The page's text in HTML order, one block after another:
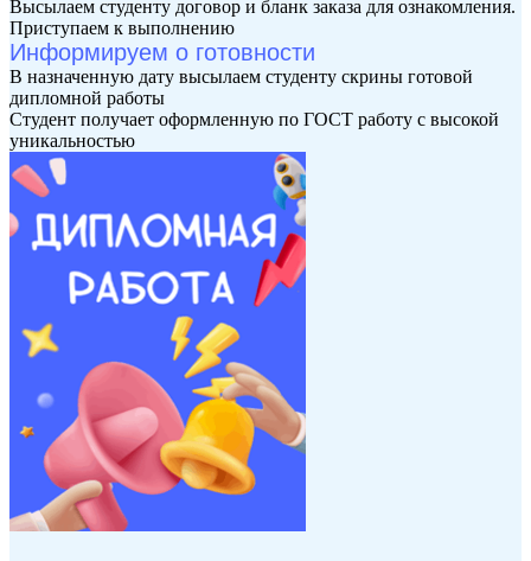
Высылаем студенту договор и бланк заказа для ознакомления.
Приступаем к выполнению
Информируем о готовности
В назначенную дату высылаем студенту скрины готовой
дипломной работы
Студент получает оформленную по ГОСТ работу с высокой
уникальностью